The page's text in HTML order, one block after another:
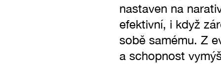
nastaven na
efektivní, i když
sobě samému. Z
a schopnost